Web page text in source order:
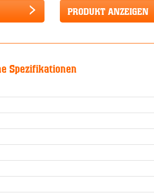
PRODUKT ANZEIGEN
Spezifikationen